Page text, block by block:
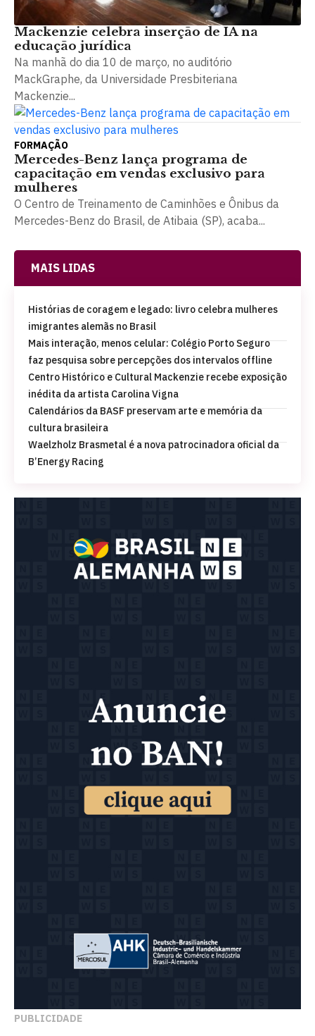
Mackenzie celebra inserção de IA na
educação jurídica
Na manhã do dia 10 de março, no auditório
MackGraphe, da Universidade Presbiteriana
Mackenzie...
FORMAÇÃO
Mercedes-Benz lança programa de
capacitação em vendas exclusivo para
mulheres
O Centro de Treinamento de Caminhões e Ônibus da
Mercedes-Benz do Brasil, de Atibaia (SP), acaba...
MAIS LIDAS
Histórias de coragem e legado: livro celebra mulheres
imigrantes alemãs no Brasil
Mais interação, menos celular: Colégio Porto Seguro
faz pesquisa sobre percepções dos intervalos offline
Centro Histórico e Cultural Mackenzie recebe exposição
inédita da artista Carolina Vigna
Calendários da BASF preservam arte e memória da
cultura brasileira
Waelzholz Brasmetal é a nova patrocinadora oficial da
B’Energy Racing
PUBLICIDADE